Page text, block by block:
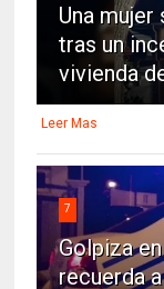
Una
tras un
vivienda
Leer Mas
7
Golpiza
recuerda